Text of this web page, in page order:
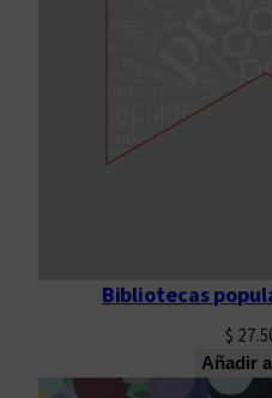
Bibliotecas
$
Añadir